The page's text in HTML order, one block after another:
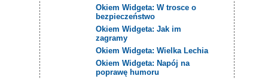
Okiem Widgeta: W trosce o
bezpieczeństwo
Okiem Widgeta: Jak im
zagramy
Okiem Widgeta: Wielka Lechia
Okiem Widgeta: Napój na
poprawę humoru